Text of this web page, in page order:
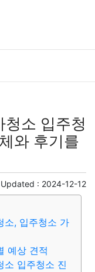
소 입주청
와 후기를
: 2024-12-12
소, 입주청소 가
예상 견적
소 입주청소 진